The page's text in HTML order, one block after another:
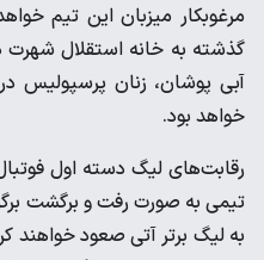
مرغوبکار میزبان این تیم
گذشته به خانه استقلال شهرت
آبی پوشان، زنان پرسپولیس
خواهد بود.
رقابت‌های لیگ دسته اول
تیمی به صورت رفت و برگشت
به لیگ برتر آتی صعود خواهند